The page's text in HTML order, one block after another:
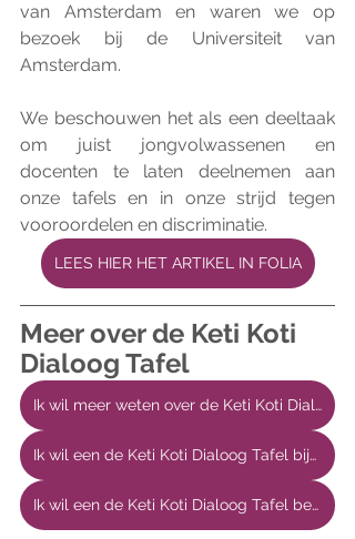
van Amsterdam en waren we op
bezoek bij de Universiteit van
Amsterdam.
We beschouwen het als een deeltaak
om juist jongvolwassenen en
docenten te laten deelnemen aan
onze tafels en in onze strijd tegen
vooroordelen en discriminatie.
LEES HIER HET ARTIKEL IN FOLIA
Meer over de Keti Koti
Dialoog Tafel
Ik wil meer weten over de Keti Koti Dialoog Tafel
Ik wil een de Keti Koti Dialoog Tafel bijwonen
Ik wil een de Keti Koti Dialoog Tafel bestellen